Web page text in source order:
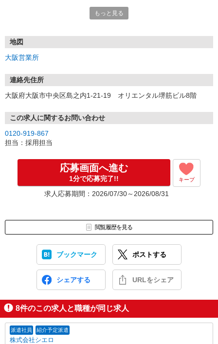
①応募から3営業日を目安に、メールorお電話でご連絡します。
★スマホでWEB面接（LINEなど）・出張面接・事務所面接と選べま
す
③面接実施（履歴書不要）
※ご希望があれば、職場見学の調整もOKです！
お気軽にご応募ください♪
もっと見る
地図
大阪営業所
連絡先住所
大阪府大阪市中央区島之内1-21-19 オリエンタル堺筋ビル8階
この求人に関するお問い合わせ
0120-919-867
担当：採用担当
応募画面へ進む
1分で応募完了!! キープ
求人応募期間：2026/07/30～2026/08/31
閲覧履歴を見る
ブックマーク ポストする
シェアする URLをシェア
8件のこの求人と職種が同じ求人
派遣社員 紹介予定派遣
株式会社シエロ